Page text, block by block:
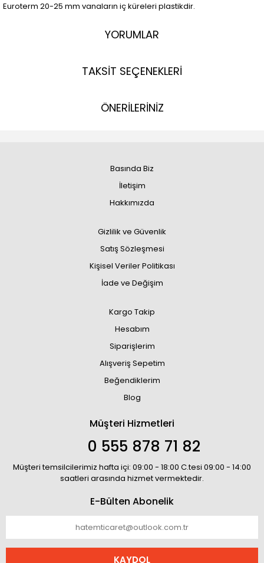
Euroterm 20-25 mm vanaların iç küreleri plastikdir.
YORUMLAR
TAKSİT SEÇENEKLERİ
ÖNERİLERİNİZ
Basında Biz
İletişim
Hakkımızda
Gizlilik ve Güvenlik
Satış Sözleşmesi
Kişisel Veriler Politikası
İade ve Değişim
Kargo Takip
Hesabım
Siparişlerim
Alışveriş Sepetim
Beğendiklerim
Blog
Müşteri Hizmetleri
0 555 878 71 82
Müşteri temsilcilerimiz hafta içi: 09:00 - 18:00 C.tesi 09:00 - 14:00
saatleri arasında hizmet vermektedir.
E-Bülten Abonelik
KAYDOL